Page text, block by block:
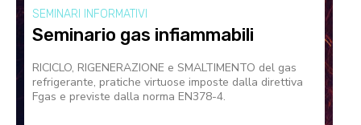
SEMINARI INFORMATIVI
Seminario gas infiammabili
RICICLO, RIGENERAZIONE e SMALTIMENTO del gas
refrigerante, pratiche virtuose imposte dalla direttiva
Fgas e previste dalla norma EN378-4.